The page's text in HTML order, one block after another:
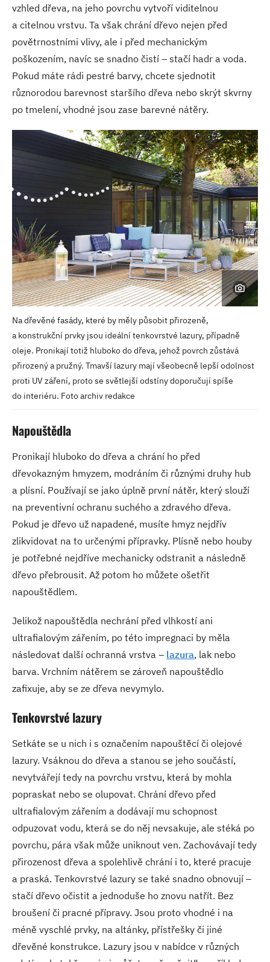
vzhled dřeva, na jeho povrchu vytvoří viditelnou
a citelnou vrstvu. Ta však chrání dřevo nejen před
povětrnostními vlivy, ale i před mechanickým
poškozením, navíc se snadno čistí – stačí hadr a voda.
Pokud máte rádi pestré barvy, chcete sjednotit
různorodou barevnost staršího dřeva nebo skrýt skvrny
po tmelení, vhodné jsou zase barevné nátěry.
Na dřevěné fasády, které by měly působit přirozeně,
a konstrukční prvky jsou ideální tenkovrstvé lazury, případně
oleje. Pronikají totiž hluboko do dřeva, jehož povrch zůstává
přirozený a pružný. Tmavší lazury mají všeobecně lepší odolnost
proti UV záření, proto se světlejší odstíny doporučují spíše
do interiéru. Foto archiv redakce
Napouštědla
Pronikají hluboko do dřeva a chrání ho před
dřevokazným hmyzem, modráním či různými druhy hub
a plísní. Používají se jako úplně první nátěr, který slouží
na preventivní ochranu suchého a zdravého dřeva.
Pokud je dřevo už napadené, musíte hmyz nejdřív
zlikvidovat na to určenými přípravky. Plísně nebo houby
je potřebné nejdříve mechanicky odstranit a následně
dřevo přebrousit. Až potom ho můžete ošetřit
napouštědlem.
Jelikož napouštědla nechrání před vlhkostí ani
ultrafialovým zářením, po této impregnaci by měla
následovat další ochranná vrstva – lazura, lak nebo
barva. Vrchním nátěrem se zároveň napouštědlo
zafixuje, aby se ze dřeva nevymylo.
Tenkovrstvé lazury
Setkáte se u nich i s označením napouštěcí či olejové
lazury. Vsáknou do dřeva a stanou se jeho součástí,
nevytvářejí tedy na povrchu vrstvu, která by mohla
popraskat nebo se olupovat. Chrání dřevo před
ultrafialovým zářením a dodávají mu schopnost
odpuzovat vodu, která se do něj nevsakuje, ale stéká po
povrchu, pára však může uniknout ven. Zachovávají tedy
přirozenost dřeva a spolehlivě chrání i to, které pracuje
a praská. Tenkovrstvé lazury se také snadno obnovují –
stačí dřevo očistit a jednoduše ho znovu natřít. Bez
broušení či pracné přípravy. Jsou proto vhodné i na
méně vyschlé prvky, na altánky, přístřešky či jiné
dřevěné konstrukce. Lazury jsou v nabídce v různých